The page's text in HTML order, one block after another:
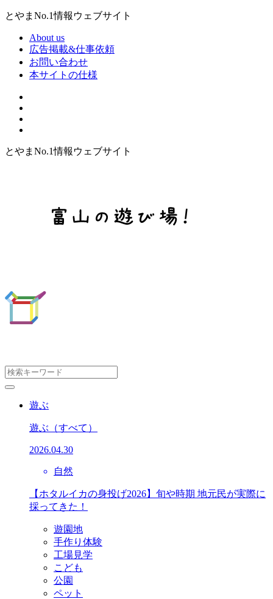
とやまNo.1情報ウェブサイト
About us
広告掲載&仕事依頼
お問い合わせ
本サイトの仕様
とやまNo.1情報ウェブサイト
遊ぶ
遊ぶ （すべて）
2026.04.30
自然
【ホタルイカの身投げ2026】旬や時期 地元民が実際に
採ってきた！
遊園地
手作り体験
工場見学
こども
公園
ペット